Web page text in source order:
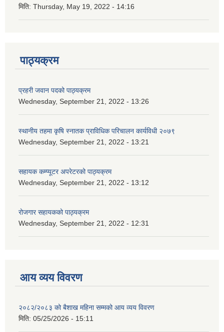
मिति: Thursday, May 19, 2022 - 14:16
पाठ्यक्रम
प्रहरी जवान पदको पाठ्यक्रम
Wednesday, September 21, 2022 - 13:26
स्थानीय तहमा कृषि स्नातक प्राविधिक परिचालन कार्यविधी २०७९
Wednesday, September 21, 2022 - 13:21
सहायक कम्प्यूटर अपरेटरको पाठ्यक्रम
Wednesday, September 21, 2022 - 13:12
रोजगार सहायकको पाठ्यक्रम
Wednesday, September 21, 2022 - 12:31
आय व्यय विवरण
२०८२/२०८३ को बैशाख महिना सम्मको आय व्यय विवरण
मिति: 05/25/2026 - 15:11